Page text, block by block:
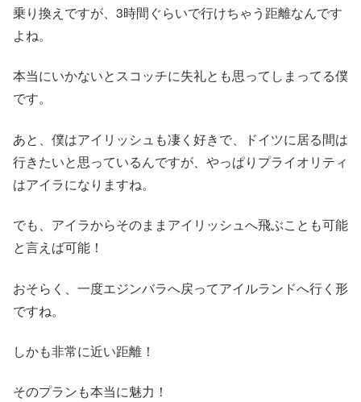
乗り換えですが、3時間ぐらいで行けちゃう距離なんです
よね。
本当にいかないとスコッチに失礼とも思ってしまってる僕
です。
あと、僕はアイリッシュも凄く好きで、ドイツに居る間は
行きたいと思っているんですが、やっぱりプライオリティ
はアイラになりますね。
でも、アイラからそのままアイリッシュへ飛ぶことも可能
と言えば可能！
おそらく、一度エジンバラへ戻ってアイルランドへ行く形
ですね。
しかも非常に近い距離！
そのプランも本当に魅力！